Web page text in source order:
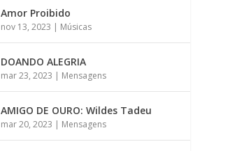
Amor Proibido
nov 13, 2023 | Músicas
DOANDO ALEGRIA
mar 23, 2023 | Mensagens
AMIGO DE OURO: Wildes Tadeu
mar 20, 2023 | Mensagens